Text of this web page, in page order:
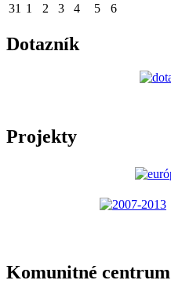
31 1 2 3 4 5 6
Dotazník
Projekty
Komunitné centrum